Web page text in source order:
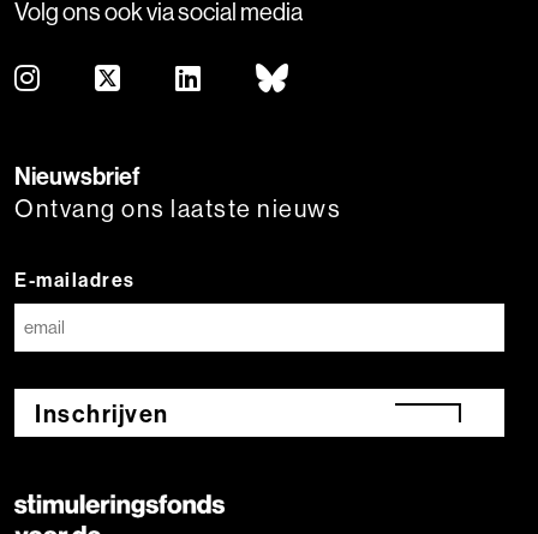
Volg ons ook via social media
Nieuwsbrief
Ontvang ons laatste nieuws
E-mailadres
Inschrijven